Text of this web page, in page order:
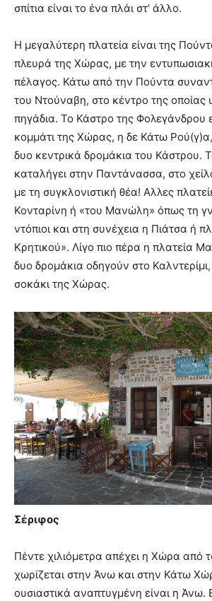
σπίτια είναι το ένα πλάι στ’ άλλο.
Η μεγαλύτερη πλατεία είναι της
πλευρά της Χώρας, με την
πέλαγος. Κάτω από την Πούντα
του Ντούναβη, στο κέντρο της οποίας
πηγάδια. Το Κάστρο της Φολεγάνδρου
κομμάτι της Χώρας, η δε Κάτω
δυο κεντρικά δρομάκια του Κάστρου.
καταλήγει στην Παντάνασσα, στο
με τη συγκλονιστική θέα! Αλλες
Κονταρίνη ή «του Μανώλη» όπως τη
ντόπιοι και στη συνέχεια η Πιάτσα ή
Κρητικού». Λίγο πιο πέρα η πλατεία
δυο δρομάκια οδηγούν στο
σοκάκι της Χώρας.
Σέριφος
Πέντε χιλιόμετρα απέχει η Χώρα από
χωρίζεται στην Άνω και στην Κάτω
ουσιαστικά αναπτυγμένη είναι η Άνω.